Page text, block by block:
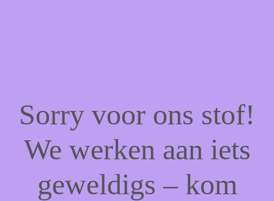
Sorry voor ons stof!
We werken aan iets
geweldigs – kom